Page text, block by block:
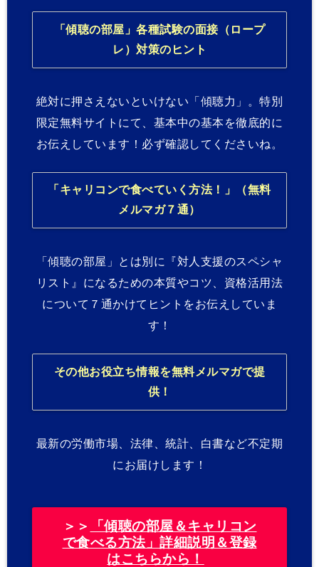
「傾聴の部屋」各種試験の面接（ロープ
レ）対策のヒント
絶対に押さえないといけない「傾聴力」。特別
限定無料サイトにて、基本中の基本を徹底的に
お伝えしています！必ず確認してくださいね。
「キャリコンで食べていく方法！」（無料
メルマガ７通）
「傾聴の部屋」とは別に『対人支援のスペシャ
リスト』になるための本質やコツ、資格活用法
について７通かけてヒントをお伝えしていま
す！
その他お役立ち情報を無料メルマガで提
供！
最新の労働市場、法律、統計、白書など不定期
にお届けします！
＞＞
「傾聴の部屋＆キャリコン
で食べる方法」詳細説明＆登録
はこちらから！